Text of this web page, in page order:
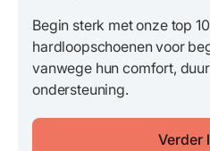
Begin sterk met onze top
hardloopschoenen voor
vanwege hun comfort,
ondersteuning.
Verder